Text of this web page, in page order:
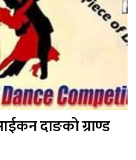
दाङको ग्राण्ड